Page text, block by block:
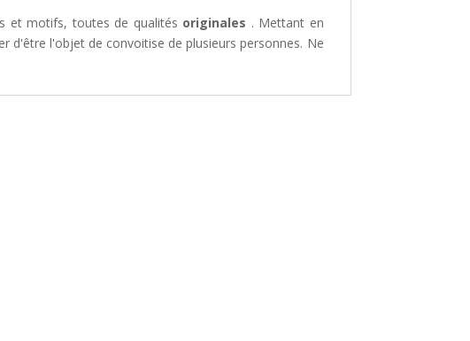
et motifs, toutes de qualités originales . Mettant en
d'être l'objet de convoitise de plusieurs personnes. Ne